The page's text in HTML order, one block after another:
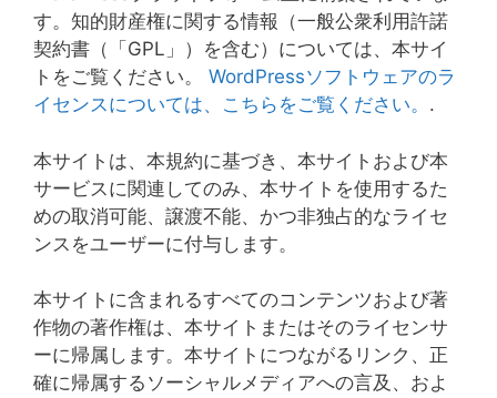
す。知的財産権に関する情報（一般公衆利用許諾
契約書（「GPL」）を含む）については、本サイ
トをご覧ください。 WordPressソフトウェアのラ
イセンスについては、こちらをご覧ください。 .
本サイトは、本規約に基づき、本サイトおよび本
サービスに関連してのみ、本サイトを使用するた
めの取消可能、譲渡不能、かつ非独占的なライセ
ンスをユーザーに付与します。
本サイトに含まれるすべてのコンテンツおよび著
作物の著作権は、本サイトまたはそのライセンサ
ーに帰属します。本サイトにつながるリンク、正
確に帰属するソーシャルメディアへの言及、およ